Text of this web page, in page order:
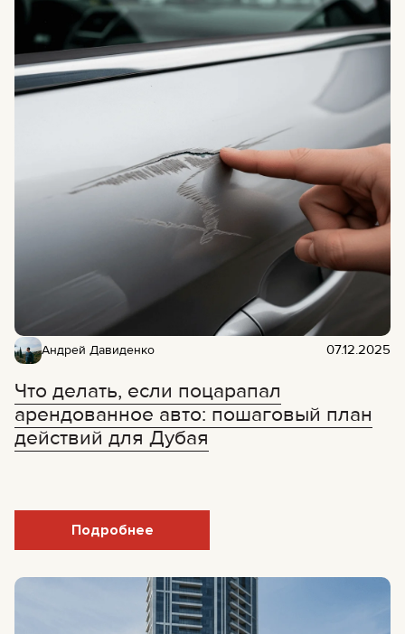
07.12.2025
Андрей Давиденко
Что делать, если поцарапал
арендованное авто: пошаговый план
действий для Дубая
Подробнее